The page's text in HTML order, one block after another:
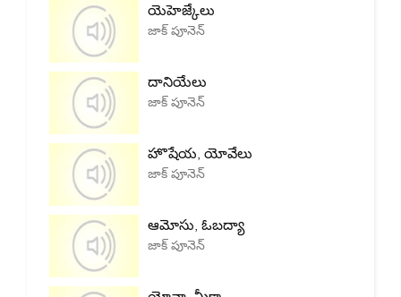
యెహెజ్కేలు
జాక్ పూనెన్
దానియేలు
జాక్ పూనెన్
హొషేయ, యోవేలు
జాక్ పూనెన్
ఆమోసు, ఓబద్యా
జాక్ పూనెన్